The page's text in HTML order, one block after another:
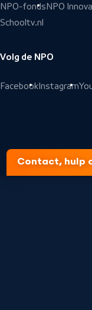
NPO-fonds NPO
Schooltv.nl
Volg de NPO
Facebook Instagram
Contact, hulp